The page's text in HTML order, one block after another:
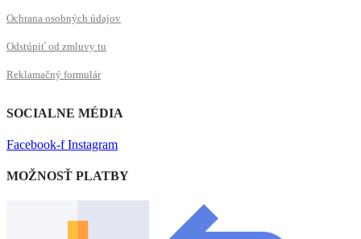
Ochrana osobných údajov
Odstúpiť od zmluvy tu
Reklamačný formulár
SOCIALNE MÉDIA
Facebook-f Instagram
MOŽNOSŤ PLATBY